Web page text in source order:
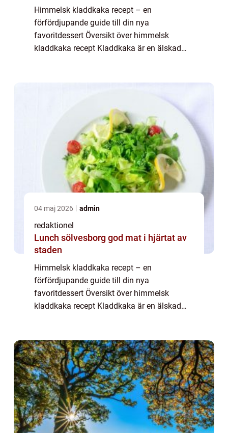
Himmelsk kladdkaka recept – en
förfördjupande guide till din nya
favoritdessert Översikt över himmelsk
kladdkaka recept Kladdkaka är en älskad
04 maj 2026 admin
redaktionel
Lunch sölvesborg god mat i hjärtat av
staden
Himmelsk kladdkaka recept – en
förfördjupande guide till din nya
favoritdessert Översikt över himmelsk
kladdkaka recept Kladdkaka är en älskad
kladdkaka är en förfinad...